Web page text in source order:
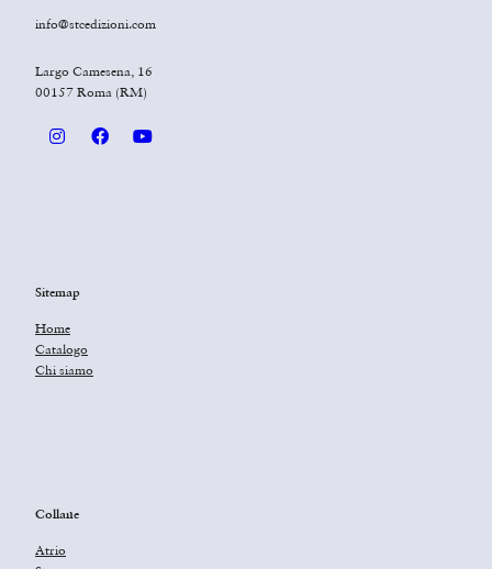
info@stcedizioni.com
Largo Camesena, 16
00157 Roma (RM)
Sitemap
Home
Catalogo
Chi siamo
Collane
Atrio